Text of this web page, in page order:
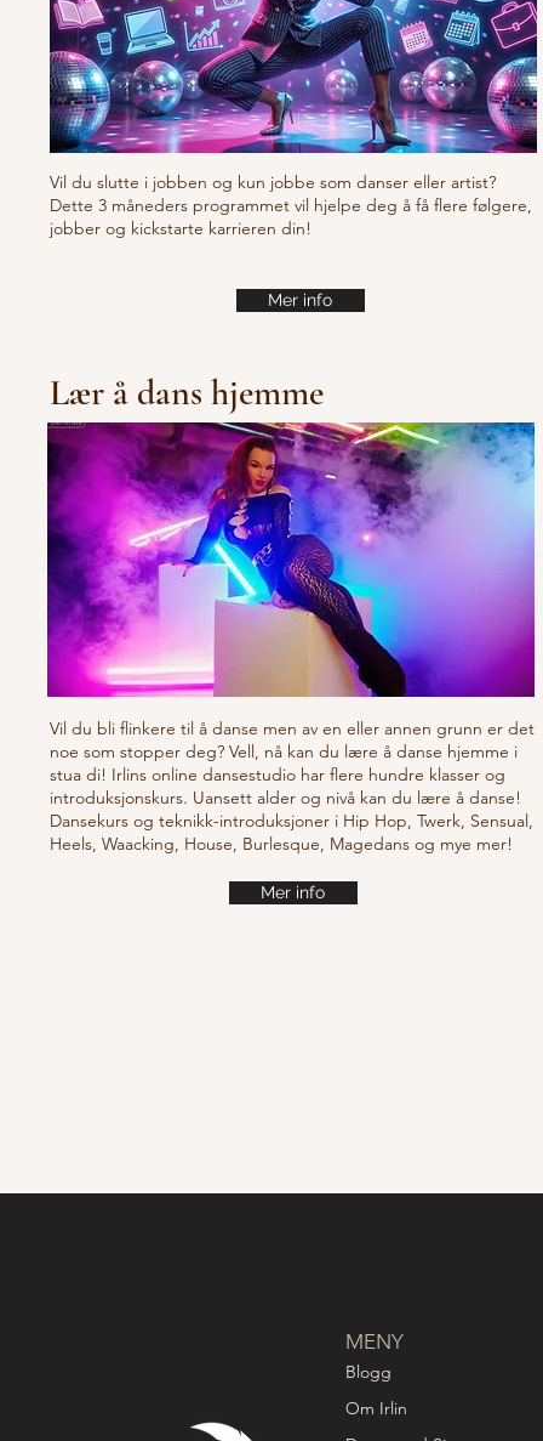
Vil du slutte i jobben og kun jobbe som danser eller artist?
Dette 3 måneders programmet vil hjelpe deg å få flere følgere,
jobber og kickstarte karrieren din!
Mer info
Lær å dans hjemme
Vil du bli flinkere til å danse men av en eller annen grunn er det
noe som stopper deg? Vell, nå kan du lære å danse hjemme i
stua di! Irlins online dansestudio har flere hundre klasser og
introduksjonskurs. Uansett alder og nivå kan du lære å danse!
Dansekurs og teknikk-introduksjoner i Hip Hop, Twerk, Sensual,
Heels, Waacking, House, Burlesque, Magedans og mye mer!
Mer info
MENY
Blogg
Om Irlin